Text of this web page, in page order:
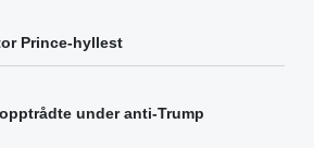
Prince-hyllest
under anti-Trump